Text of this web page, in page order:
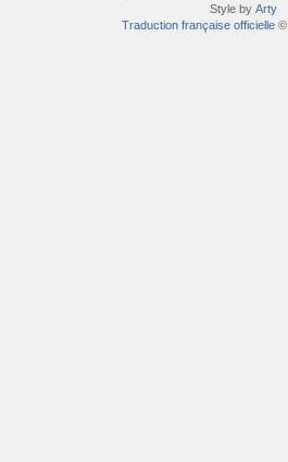
Style by Arty
Traduction française officielle ©